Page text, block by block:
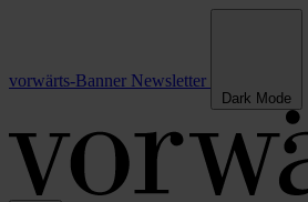
vorwärts-Banner Newsletter
Dark Mode